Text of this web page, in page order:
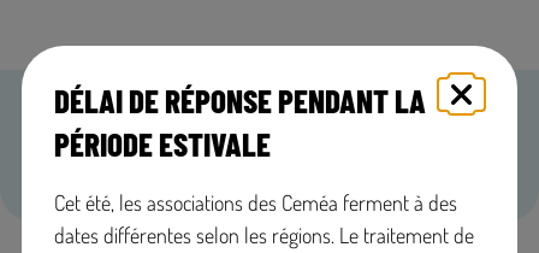
DÉLAI DE RÉPONSE PENDANT LA
PÉRIODE ESTIVALE
Cet été, les associations des Ceméa ferment à des
dates différentes selon les régions. Le traitement de
EN BREF
Découvrez tous les dispositifs d’aide à la formation pour les